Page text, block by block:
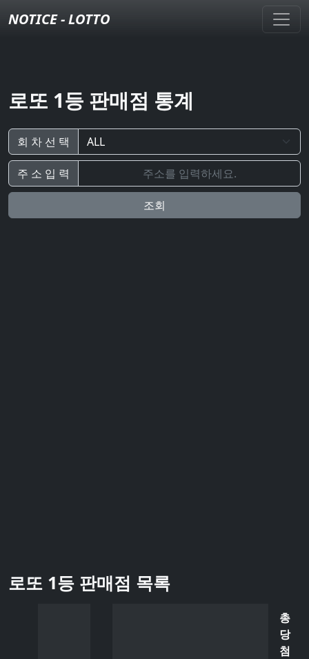
NOTICE - LOTTO
로또 1등 판매점 통계
회 차 선 택
주 소 입 력
조회
로또 1등 판매점 목록
총
당
첨